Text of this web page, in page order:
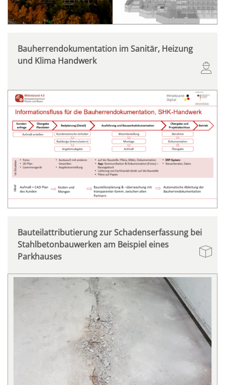
Bauherrendokumentation im Sanitär, Heizung
und Klima Handwerk
Bauteilattributierung zur Schadenserfassung bei
Stahlbetonbauwerken am Beispiel eines
Parkhauses